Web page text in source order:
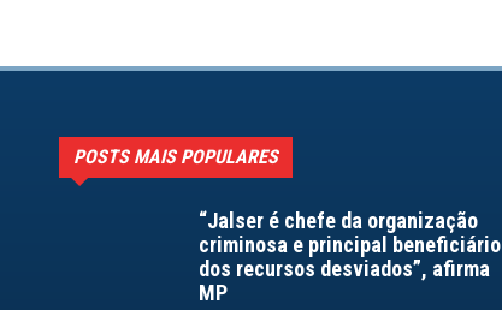
POSTS MAIS POPULARES
“Jalser é chefe da organização
criminosa e principal beneficiário
dos recursos desviados”, afirma
MP